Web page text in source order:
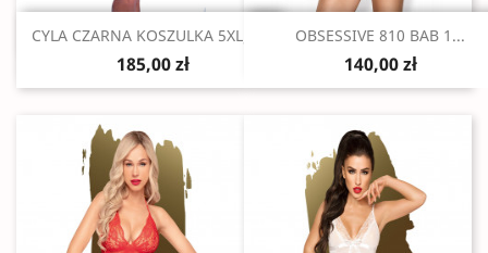
Szybki podgląd
CYLA CZARNA KOSZULKA 5XL/6XL
185,00 zł
Szybki podgląd
OBSESSIVE 810 BAB 1...
140,00 zł